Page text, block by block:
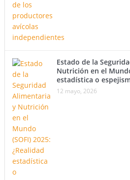
Estado de la
Nutrición en el
estadística o
12 mayo, 2026